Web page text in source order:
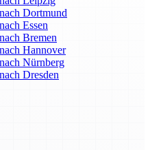
Dortmund
Essen
Bremen
Hannover
Nürnberg
Dresden